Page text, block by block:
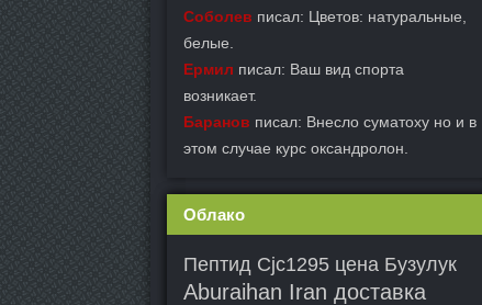
Соболев писал: Цветов: натуральные,
белые.
Ермил писал: Ваш вид спорта
возникает.
Баранов писал: Внесло суматоху но и в
этом случае курс оксандролон.
Облако
Пептид Cjc1295 цена Бузулук
Aburaihan Iran доставка